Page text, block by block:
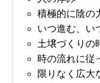
積極的に陰の
いつ進む、い
土壌づくりの
時の流れに従
限りなく広大